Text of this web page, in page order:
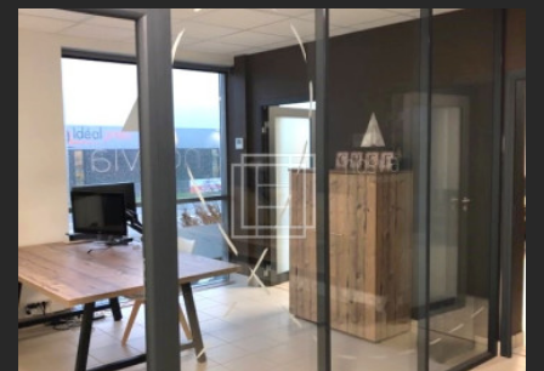
CLOISONS DE BUREAUX VITRÉES PROCHE DE VILLEFRANCHE-
SUR-SAÔNE (69)